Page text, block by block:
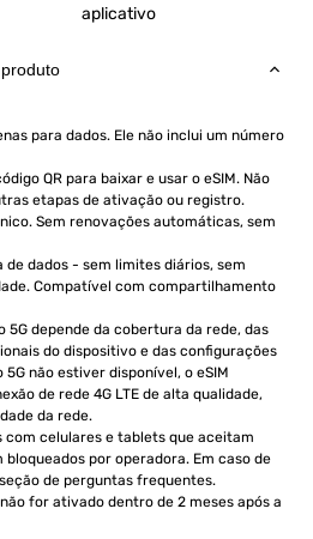
aplicativo
para dados. Ele não inclui um número
QR para baixar e usar o eSIM. Não
etapas de ativação ou registro.
Sem renovações automáticas, sem
de dados - sem limites diários, sem
Compatível com compartilhamento
5G depende da cobertura da rede, das
do dispositivo e das configurações
5G não estiver disponível, o eSIM
de rede 4G LTE de alta qualidade,
da rede.
com celulares e tablets que aceitam
bloqueados por operadora. Em caso de
de perguntas frequentes.
for ativado dentro de 2 meses após a